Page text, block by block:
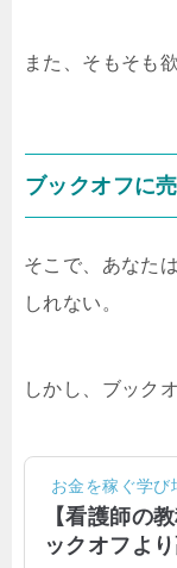
また、そもそも
ブックオフに
そこで、あなた
しれない。
しかし、ブック
お金を稼ぐ学び
【看護師の
ックオフよ